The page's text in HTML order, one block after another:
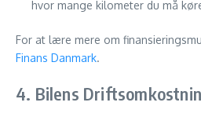
hvor mange kilometer du må
For at lære mere om
Finans Danmark.
4. Bilens